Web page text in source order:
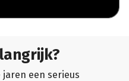
een serieus